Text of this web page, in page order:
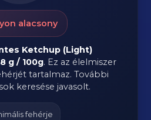
alacsony
Ketchup (Light)
g / 100g. Ez az élelmiszer
tartalmaz. További
keresése javasolt.
fehérje